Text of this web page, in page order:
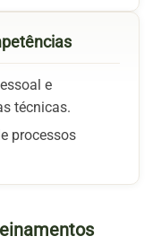
e
técnicas.
processos